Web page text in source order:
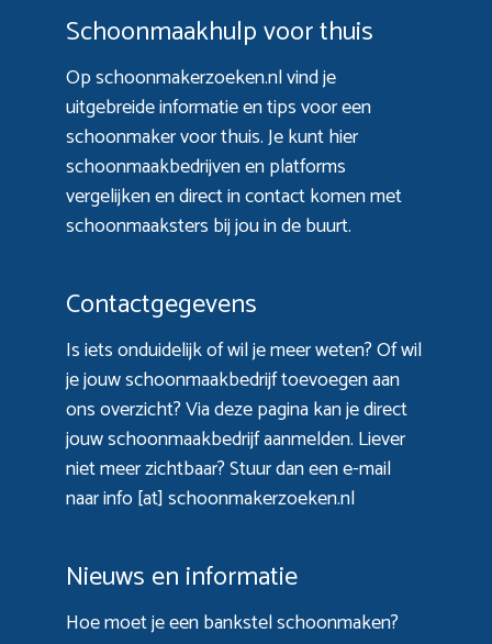
Schoonmaakhulp voor thuis
Op schoonmakerzoeken.nl vind je
uitgebreide informatie en tips voor een
schoonmaker voor thuis. Je kunt hier
schoonmaakbedrijven en platforms
vergelijken en direct in contact komen met
schoonmaaksters bij jou in de buurt.
Contactgegevens
Is iets onduidelijk of wil je meer weten? Of wil
je jouw schoonmaakbedrijf toevoegen aan
ons overzicht? Viadeze paginakan je direct
jouw schoonmaakbedrijf aanmelden. Liever
niet meer zichtbaar? Stuur dan een e-mail
naar info [at] schoonmakerzoeken.nl
Nieuws en informatie
Hoe moet je een bankstel schoonmaken?